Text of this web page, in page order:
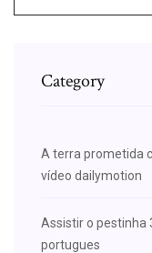
Category
A terra prometida
vídeo dailymotion
Assistir o pestinha
portugues